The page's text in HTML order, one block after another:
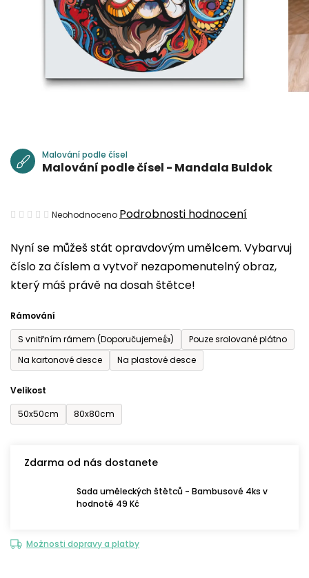
Nyní se můžeš stát opravdovým umělcem. Vybarvuj
číslo za číslem a vytvoř nezapomenutelný obraz,
který máš právě na dosah štětce!
Rámování
S vnitřním rámem (Doporučujeme👍)
Pouze srolované plátno
Na kartonové desce
Na plastové desce
Velikost
50x50cm
80x80cm
Zdarma od nás dostanete
Sada uměleckých štětců - Bambusové 4ks v
hodnotě 49 Kč
Možnosti dopravy a platby
Malování podle čísel
Malování podle čísel - Mandala Buldok
Průměrné
produktu
je
0,0
5
hvězdiček.
Neohodnoceno Podrobnosti hodnocení